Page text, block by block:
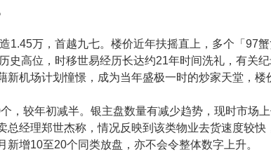
1.45万，首越九七。楼价近年扶摇直上，多个「97
史高位，时移世易经历长达约21年时间洗礼，有关
新机场计划憧憬，成为当年盛极一时的炒家天堂，
，较年初减半。银主盘数量有减少趋势，现时市
总经理郑世杰称，情况反映到该类物业去货速度较
增10至20个同类放盘，亦不会令整体数字上升。